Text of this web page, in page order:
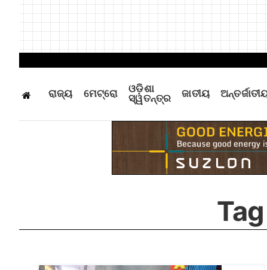
ରାଜ୍ୟ ମେଟ୍ରୋ
ଓଡ଼ିଶା
ସ୍ୱତନ୍ତ୍ର
ଜାତୀୟ